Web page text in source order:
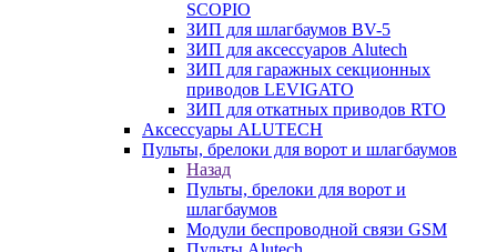
SCOPIO
ЗИП для шлагбаумов BV-5
ЗИП для аксессуаров Alutech
ЗИП для гаражных секционных
приводов LEVIGATO
ЗИП для откатных приводов RTO
Аксессуары ALUTECH
Пульты, брелоки для ворот и шлагбаумов
Назад
Пульты, брелоки для ворот и
шлагбаумов
Модули беспроводной связи GSM